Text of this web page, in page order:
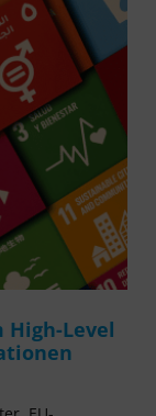
High-Level